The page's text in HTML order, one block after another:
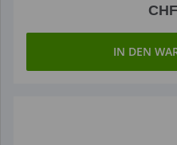
IN DEN